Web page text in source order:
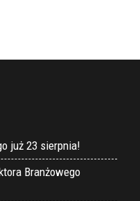
już 23 sierpnia!
Branżowego